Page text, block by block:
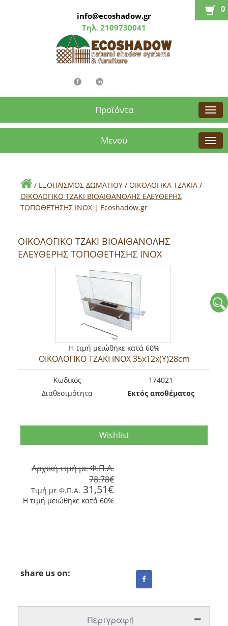
info@ecoshadow.gr
Τηλ. 2109730041
0
Προϊόντα
Μενού
/ ΕΞΟΠΛΙΣΜΟΣ ΔΩΜΑΤΙΟΥ / ΟΙΚΟΛΟΓΙΚΑ ΤΖΑΚΙΑ /
ΟΙΚΟΛΟΓΙΚΟ ΤΖΑΚΙ ΒΙΟΑΙΘΑΝΟΛΗΣ ΕΛΕΥΘΕΡΗΣ
ΤΟΠΟΘΕΤΗΣΗΣ ΙΝΟΧ | Εcoshadow.gr
ΟΙΚΟΛΟΓΙΚΟ ΤΖΑΚΙ ΒΙΟΑΙΘΑΝΟΛΗΣ
ΕΛΕΥΘΕΡΗΣ ΤΟΠΟΘΕΤΗΣΗΣ ΙΝΟΧ
Η τιμή μειώθηκε κατά 60%
ΟΙΚΟΛΟΓΙΚΟ ΤΖΑΚΙ ΙΝΟΧ 35x12x(Υ)28cm
Kωδικός
174021
Διαθεσιμότητα
Εκτός αποθέματος
Wishlist
Αρχική τιμή με Φ.Π.Α.
78,78€
Tιμή με Φ.Π.Α. 31,51€
Η τιμή μειώθηκε κατά 60%
share us on:
Περιγραφή